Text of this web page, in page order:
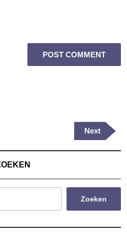
Next
Post
Next
Zoeken